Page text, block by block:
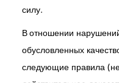
силу.
В отношении
обусловленных
следующие правила